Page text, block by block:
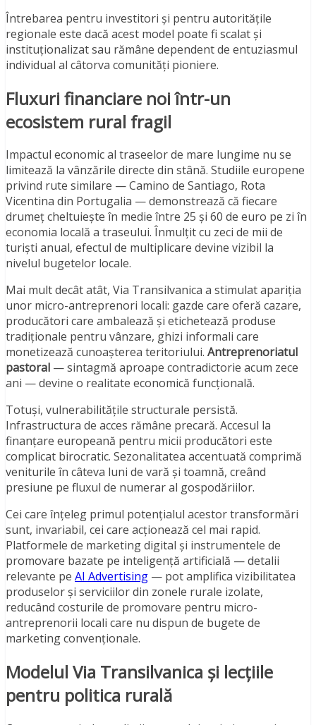
Întrebarea pentru investitori și pentru autoritățile
regionale este dacă acest model poate fi scalat și
instituționalizat sau rămâne dependent de entuziasmul
individual al câtorva comunități pioniere.
Fluxuri financiare noi într-un
ecosistem rural fragil
Impactul economic al traseelor de mare lungime nu se
limitează la vânzările directe din stână. Studiile europene
privind rute similare — Camino de Santiago, Rota
Vicentina din Portugalia — demonstrează că fiecare
drumeț cheltuiește în medie între 25 și 60 de euro pe zi în
economia locală a traseului. Înmulțit cu zeci de mii de
turiști anual, efectul de multiplicare devine vizibil la
nivelul bugetelor locale.
Mai mult decât atât, Via Transilvanica a stimulat apariția
unor micro-antreprenori locali: gazde care oferă cazare,
producători care ambalează și etichetează produse
tradiționale pentru vânzare, ghizi informali care
monetizează cunoașterea teritoriului. Antreprenoriatul
pastoral — sintagmă aproape contradictorie acum zece
ani — devine o realitate economică funcțională.
Totuși, vulnerabilitățile structurale persistă.
Infrastructura de acces rămâne precară. Accesul la
finanțare europeană pentru micii producători este
complicat birocratic. Sezonalitatea accentuată comprimă
veniturile în câteva luni de vară și toamnă, creând
presiune pe fluxul de numerar al gospodăriilor.
Cei care înțeleg primul potențialul acestor transformări
sunt, invariabil, cei care acționează cel mai rapid.
Platformele de marketing digital și instrumentele de
promovare bazate pe inteligență artificială — detalii
relevante pe AI Advertising — pot amplifica vizibilitatea
produselor și serviciilor din zonele rurale izolate,
reducând costurile de promovare pentru micro-
antreprenorii locali care nu dispun de bugete de
marketing convenționale.
Modelul Via Transilvanica și lecțiile
pentru politica rurală